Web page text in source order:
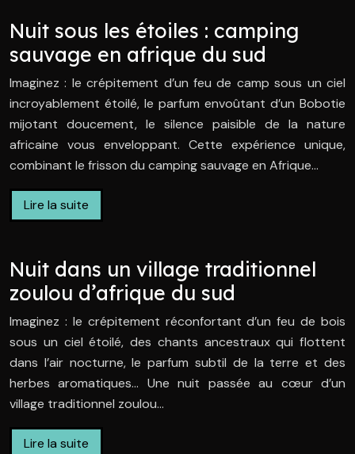
Nuit sous les étoiles : camping
sauvage en afrique du sud
Imaginez : le crépitement d’un feu de camp sous un ciel
incroyablement étoilé, le parfum envoûtant d’un Bobotie
mijotant doucement, le silence paisible de la nature
africaine vous enveloppant. Cette expérience unique,
combinant le frisson du camping sauvage en Afrique…
Lire la suite
Nuit dans un village traditionnel
zoulou d’afrique du sud
Imaginez : le crépitement réconfortant d’un feu de bois
sous un ciel étoilé, des chants ancestraux qui flottent
dans l’air nocturne, le parfum subtil de la terre et des
herbes aromatiques… Une nuit passée au cœur d’un
village traditionnel zoulou…
Lire la suite